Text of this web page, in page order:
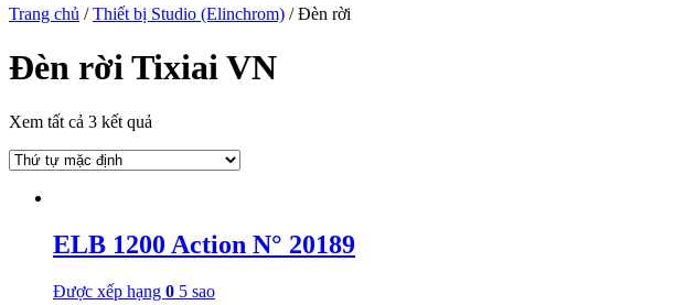
Trang chủ /Thiết bị Studio (Elinchrom) / Đèn rời
Đèn rời Tixiai VN
Xem tất cả 3 kết quả
ELB 1200 Action N° 20189
Được xếp hạng 0 5 sao